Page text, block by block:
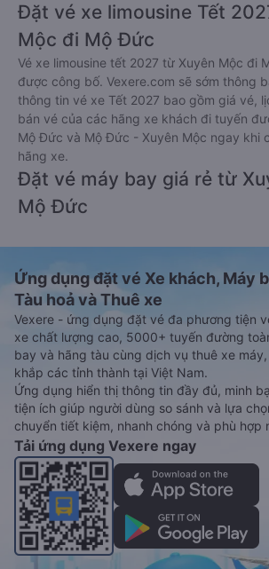
Đặt vé xe limousine Tết
Mộc đi Mộ Đức
Vé xe limousine tết 2027 từ Xuyên Mộc đi
được công bố. Vexere.com sẽ sớm thông
thông tin vé xe Tết 2027 bao gồm giá vé,
bán vé của các hãng xe khách đi tuyến
Mộ Đức và Mộ Đức - Xuyên Mộc ngay khi
hãng xe.
Đặt vé máy bay giá rẻ từ
Mộ Đức
Ứng dụng đặt vé Xe khách, Máy
Tàu hoả và Thuê xe
Vexere - ứng dụng đặt vé đa phương tiện
xe chất lượng cao, 5000+ tuyến đường
bay và hãng tàu cùng dịch vụ thuê xe
khắp các tỉnh thành tại Việt Nam.
Ứng dụng hiển thị thông tin đầy đủ, minh
tiện ích giúp người dùng so sánh và lựa
chuyển tiết kiệm, nhanh chóng và phù hợp
Tải ứng dụng Vexere ngay